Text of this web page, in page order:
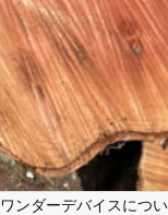
ワンダーデバイスにつ